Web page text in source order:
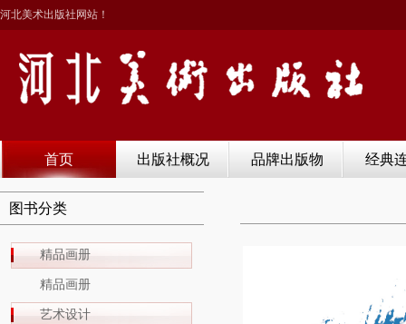
河北美术出版社网站！
首页 出版社概况 品牌出版物 经典
图书分类
精品画册
精品画册
艺术设计